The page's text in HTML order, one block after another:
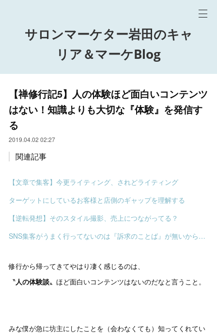
サロンマーケター岩田のキャ
リア＆マーケBlog
【禅修行記5】人の体験ほど面白いコンテンツ
はない！知識よりも大切な『体験』を発信す
る
2019.04.02 02:27
関連記事
【文章で集客】今更ライティング、されどライティング
ターゲットにしているお客様と店側のギャップを理解する
【逆転発想】そのスタイル撮影、売上につながってる？
SNS集客がうまく行ってないのは『訴求のことば』が無いからです
修行から帰ってきてやはり凄く感じるのは、
〝人の体験談〟ほど面白いコンテンツはないのだなと言うこと。
みな僕が急に坊主にしたことを（会わなくても）知ってくれてい